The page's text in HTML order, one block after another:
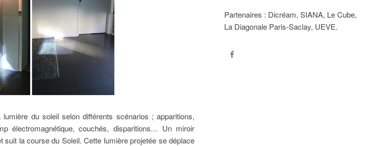
du soleil selon différents scénarios ; apparitions,
électromagnétique, couchés, disparitions… Un miroir
suit la course du Soleil. Cette lumière projetée se déplace
Partenaires : Dicréam, SIANA, Le Cube,
La Diagonale Paris-Saclay, UEVE.